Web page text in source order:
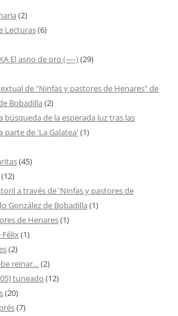
(2)
Lecturas(6)
El asno de oro (—-)(29)
de "Ninfas y pastores de Henares" de
Bobadilla (2)
búsqueda de la esperada luz tras las
parte de 'La Galatea' (1)
(45)
(12)
a través de 'Ninfas y pastores de
González de Bobadilla (1)
de Henares(1)
Félix(1)
(2)
reinar… (2)
tuneado (12)
(20)
(7)